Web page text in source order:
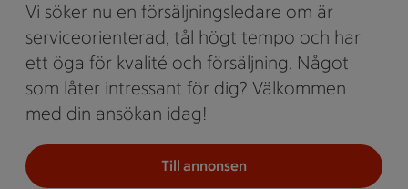
Vi söker nu en försäljningsledare om är
serviceorienterad, tål högt tempo och har
ett öga för kvalité och försäljning. Något
som låter intressant för dig? Välkommen
med din ansökan idag!
Till annonsen